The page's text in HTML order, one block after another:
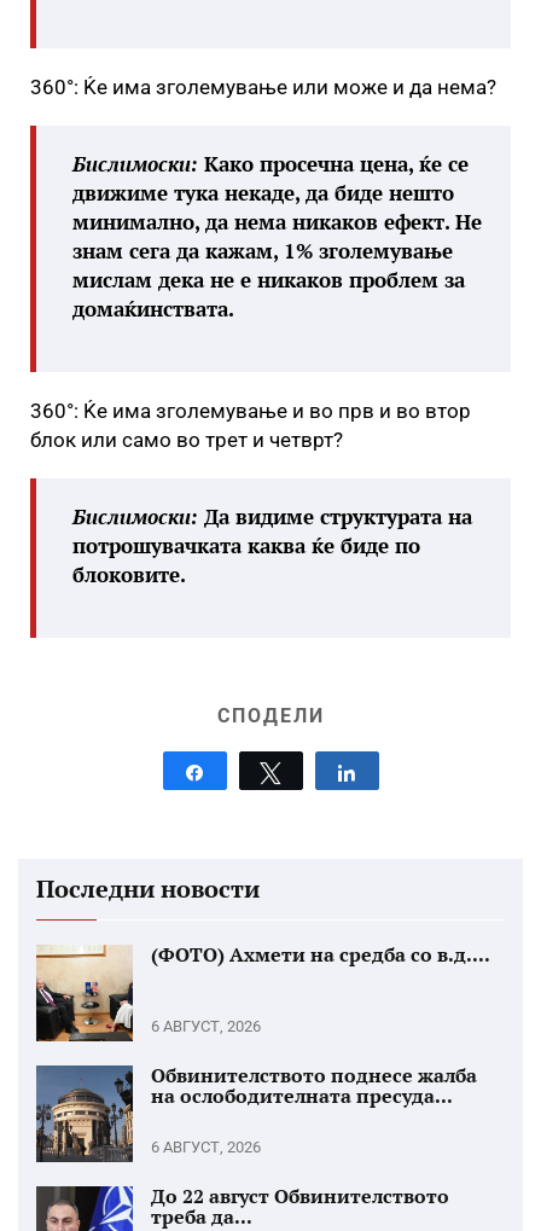
360°: Ќе има зголемување или може и да нема?
Бислимоски: Како просечна цена, ќе се
движиме тука некаде, да биде нешто
минимално, да нема никаков ефект. Не
знам сега да кажам, 1% зголемување
мислам дека не е никаков проблем за
домаќинствата.
360°: Ќе има зголемување и во прв и во втор
блок или само во трет и четврт?
Бислимоски: Да видиме структурата на
потрошувачката каква ќе биде по
блоковите.
СПОДЕЛИ
Tweet
Последни новости
(ФОТО) Ахмети на средба со в.д....
6 АВГУСТ, 2026
Обвинителството поднесе жалба
на ослободителната пресуда...
6 АВГУСТ, 2026
До 22 август Обвинителството
треба да...